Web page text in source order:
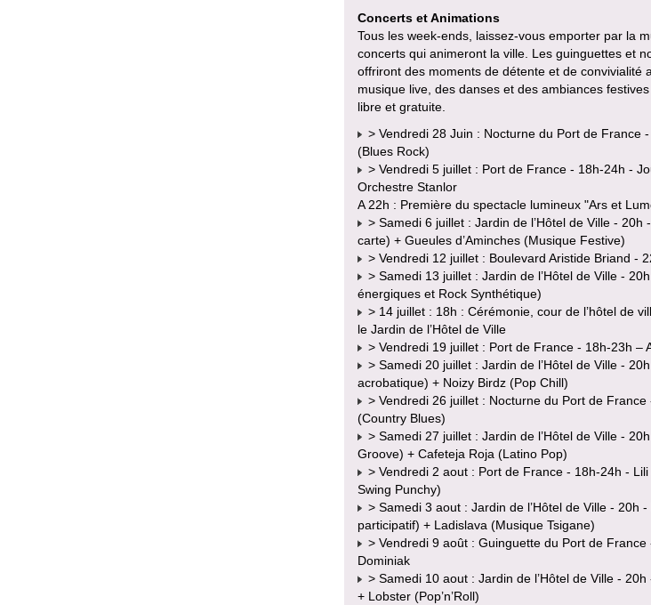
Concerts et Animations
Tous les week-ends, laissez-vous emporter par la
concerts qui animeront la ville. Les guinguettes et
offriront des moments de détente et de convivialité
musique live, des danses et des ambiances
libre et gratuite.
> Vendredi 28 Juin : Nocturne du Port de France
(Blues Rock)
> Vendredi 5 juillet : Port de France - 18h-24h -
Orchestre Stanlor
A 22h : Première du spectacle lumineux "Ars et
> Samedi 6 juillet : Jardin de l’Hôtel de Ville -
carte) + Gueules d’Aminches (Musique Festive)
> Vendredi 12 juillet : Boulevard Aristide Briand -
> Samedi 13 juillet : Jardin de l’Hôtel de Ville -
énergiques et Rock Synthétique)
> 14 juillet : 18h : Cérémonie, cour de l’hôtel de
le Jardin de l’Hôtel de Ville
> Vendredi 19 juillet : Port de France - 18h-23h –
> Samedi 20 juillet : Jardin de l’Hôtel de Ville -
acrobatique) + Noizy Birdz (Pop Chill)
> Vendredi 26 juillet : Nocturne du Port de
(Country Blues)
> Samedi 27 juillet : Jardin de l’Hôtel de Ville -
Groove) + Cafeteja Roja (Latino Pop)
> Vendredi 2 aout : Port de France - 18h-24h -
Swing Punchy)
> Samedi 3 aout : Jardin de l’Hôtel de Ville - 20h
participatif) + Ladislava (Musique Tsigane)
> Vendredi 9 août : Guinguette du Port de
Dominiak
> Samedi 10 aout : Jardin de l’Hôtel de Ville -
+ Lobster (Pop’n’Roll)